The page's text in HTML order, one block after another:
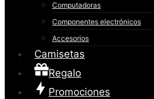
Computadoras
Componentes electrónicos
Accesorios
Camisetas
Regalo
Promociones